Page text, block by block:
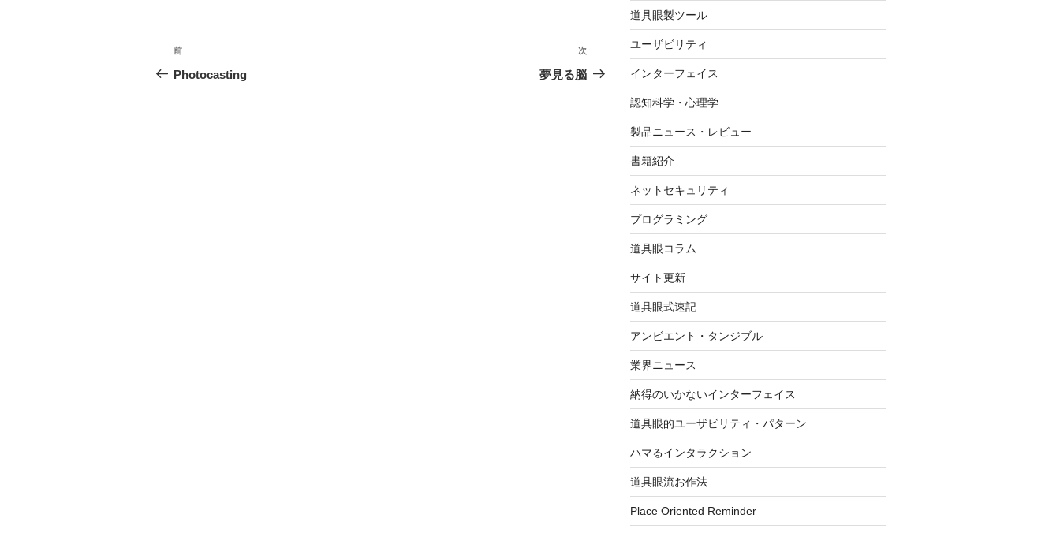
投
稿
前
の
前
Photocasting
次
の
次
夢見る脳
道具眼製ツール
ユーザビリティ
インターフェイス
認知科学・心理学
製品ニュース・レビュー
書籍紹介
ネットセキュリティ
プログラミング
道具眼コラム
サイト更新
道具眼式速記
アンビエント・タンジブル
業界ニュース
納得のいかないインターフェイス
道具眼的ユーザビリティ・パターン
ハマるインタラクション
道具眼流お作法
Place Oriented Reminder